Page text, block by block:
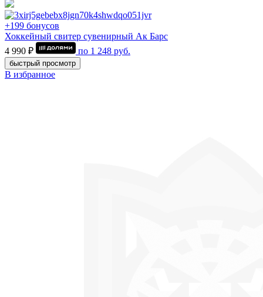
+199 бонусов
Хоккейный свитер сувенирный Ак Барс
4 990 ₽
по 1 248 руб.
быстрый просмотр
В избранное